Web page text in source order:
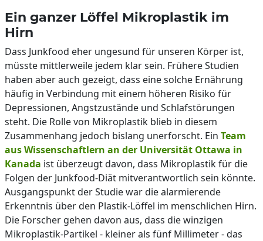
Ein ganzer Löffel Mikroplastik im
Hirn
Dass Junkfood eher ungesund für unseren Körper ist,
müsste mittlerweile jedem klar sein. Frühere Studien
haben aber auch gezeigt, dass eine solche Ernährung
häufig in Verbindung mit einem höheren Risiko für
Depressionen, Angstzustände und Schlafstörungen
steht. Die Rolle von Mikroplastik blieb in diesem
Zusammenhang jedoch bislang unerforscht. Ein Team
aus Wissenschaftlern an der Universität Ottawa in
Kanada ist überzeugt davon, dass Mikroplastik für die
Folgen der Junkfood-Diät mitverantwortlich sein könnte.
Ausgangspunkt der Studie war die alarmierende
Erkenntnis über den Plastik-Löffel im menschlichen Hirn.
Die Forscher gehen davon aus, dass die winzigen
Mikroplastik-Partikel - kleiner als fünf Millimeter - das